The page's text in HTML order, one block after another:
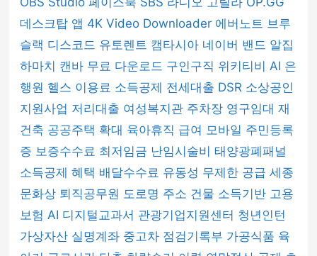
데스크탑 앱 4K Video Downloader 에버노트 브루
슬랙 디스코드 유토렌트 캠타시아 네이버 밴드 알집
하마치 캔바 무료 다운로드 구인구직 위키티비 AI 은
행원 헬스 이용료 소득공제 전세대출 DSR 소상공인
지원사업 저리대출 여성복지관 주차장 영구임대 재
건축 공공주택 확대 육아휴직 급여 모바일 주민등록
증 보증수수료 최저임금 난임시술비 태양광폐패널
소득공제 혜택 배달수수료 유동성 무제한 공급 세종
문화상 퇴직공무원 도로명 주소 건물 소득기반 고용
보험 AI 디지털교과서 관광기업지원센터 청년인턴
가상자산 실명계좌 중고차 점검기록부 가공식품 육